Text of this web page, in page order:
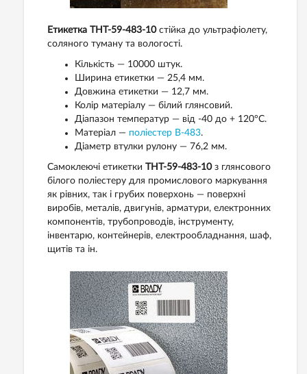
Етикетка THT-59-483-10стійка до ультрафіолету,
соляного туману та вологості.
Кількість — 10000 штук.
Ширина етикетки — 25,4 мм.
Довжина етикетки — 12,7 мм.
Колір матеріалу — білий глянсовий.
Діапазон температур — від -40 до + 120°С.
Матеріал — поліестер В-483.
Діаметр втулки рулону — 76,2 мм.
Самоклеючі етикетки THT-59-483-10з глянсового
білого поліестеру для промислового маркування
як рівних, так і грубих поверхонь — поверхні
виробів, металів, двигунів, арматури, електронних
компонентів, трубопроводів, інструменту,
інвентарю, контейнерів, електрообладнання, шаф,
щитів та ін.